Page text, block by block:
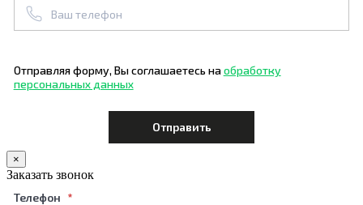
Отправляя форму, Вы соглашаетесь наобработку
персональных данных
×
Заказать звонок
Телефон